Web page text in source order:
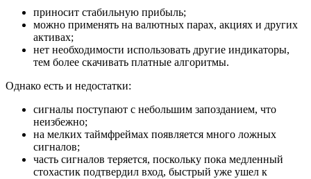
приносит стабильную прибыль;
можно применять на валютных парах, акциях и других
активах;
нет необходимости использовать другие индикаторы,
тем более скачивать платные алгоритмы.
Однако есть и недостатки:
сигналы поступают с небольшим запозданием, что
неизбежно;
на мелких таймфреймах появляется много ложных
сигналов;
часть сигналов теряется, поскольку пока медленный
стохастик подтвердил вход, быстрый уже ушел к